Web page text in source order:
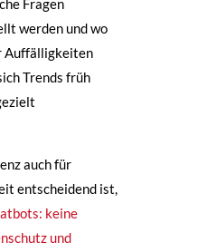
Fragen
werden und wo
Auffälligkeiten
Trends früh
auch für
entscheidend ist,
keine
und